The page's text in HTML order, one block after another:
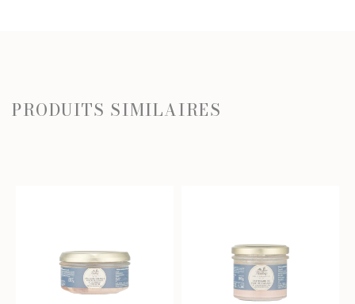
PRODUITS SIMILAIRES